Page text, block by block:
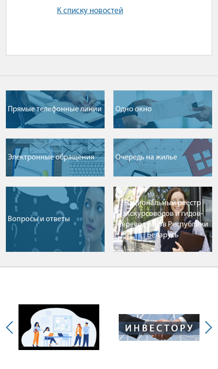
К списку новостей
Прямые телефонные линии Одно окно
Электронные обращения Очередь на жилье
Вопросы и ответы
Национальный реестр
экскурсоводов и гидов-
переводчиков Республики
Беларусь